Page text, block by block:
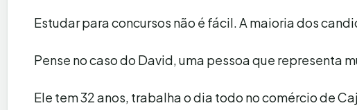
Estudar para concursos não é fácil. A maioria dos
Pense no caso do David, uma pessoa que representa
Ele tem 32 anos, trabalha o dia todo no comércio de